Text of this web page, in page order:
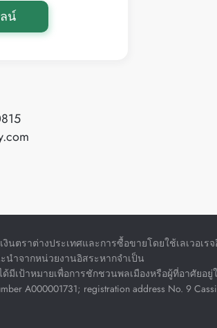
น์
นตราต่างประเทศและการซื้อขายโดยใช้เลเวอ
นำจากหน่วยงานอิสระหากจำเป็น
มีเป้าหมายเพื่อการชักชวนพลเมืองหรือผู้ที่อาศัยอ
A000001731; registration address No. 9